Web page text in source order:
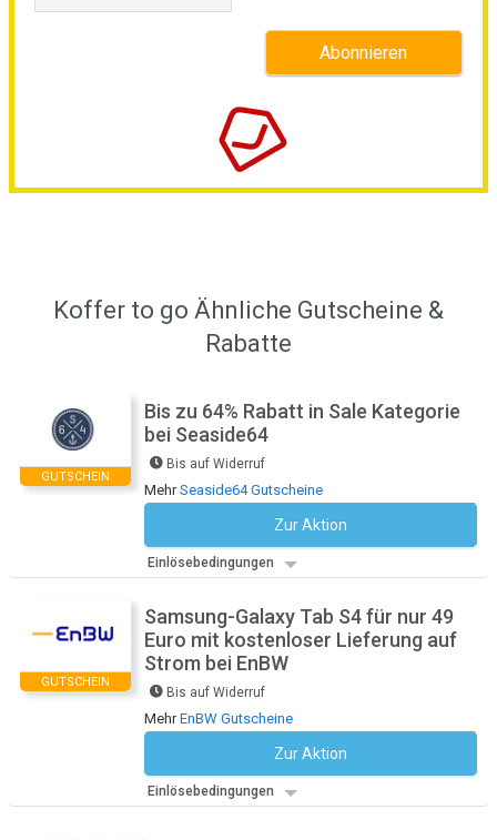
Koffer to go Ähnliche Gutscheine &
Rabatte
GUTSCHEIN
Bis zu 64% Rabatt in Sale Kategorie
bei Seaside64
Bis auf Widerruf
MehrSeaside64 Gutscheine
Zur Aktion
Einlösebedingungen
GUTSCHEIN
Samsung-Galaxy Tab S4 für nur 49
Euro mit kostenloser Lieferung auf
Strom bei EnBW
Bis auf Widerruf
MehrEnBW Gutscheine
Zur Aktion
Einlösebedingungen